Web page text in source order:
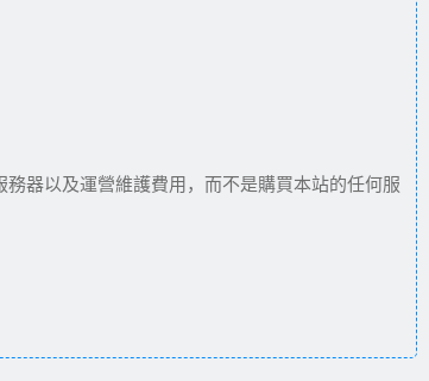
器以及運營維護費用，而不是購買本站的任何服